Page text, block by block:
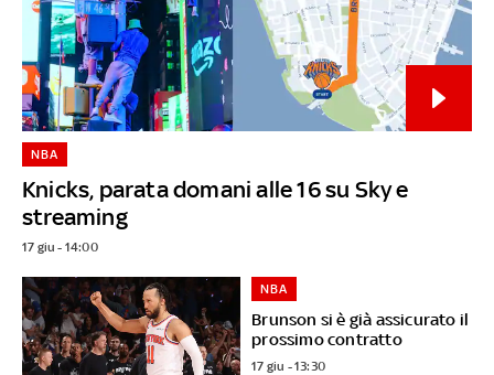
Knicks, parata domani alle 16 su Sky e
streaming
NBA
17 giu - 14:00
Brunson si è già assicurato il
prossimo contratto
NBA
17 giu - 13:30